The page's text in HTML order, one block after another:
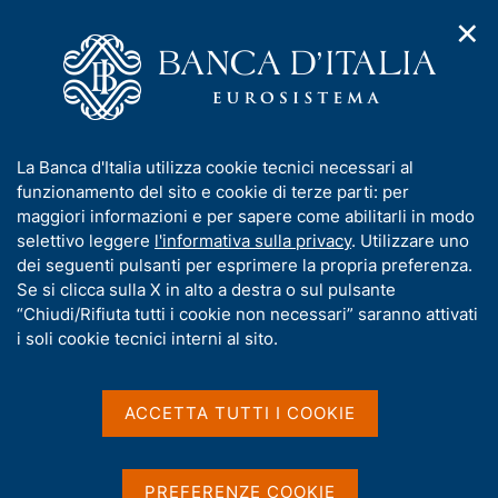
n
u
d
i
n
a
v
i
g
a
o
m
g
e
e
l
s
t
Compiti
ECMS: la gestione
armonizzata in pooling
delle garanzie
✕
I
n
f
o
r
m
a
t
La Banca d'Italia utilizza cookie tecnici necessari al
funzionamento del sito e cookie di terze parti: per
maggiori informazioni e per sapere come abilitarli in modo
selettivo leggere l'informativa sulla privacy. Utilizzare uno
dei seguenti pulsanti per esprimere la propria preferenza.
Se si clicca sulla X in alto a destra o sul pulsante
“Chiudi/Rifiuta tutti i cookie non necessari” saranno attivati
i soli cookie tecnici interni al sito.
ACCETTA TUTTI I COOKIE
PREFERENZE COOKIE